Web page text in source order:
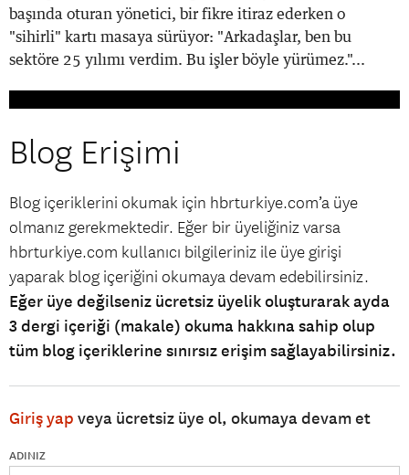
başında oturan yönetici, bir fikre itiraz ederken o
"sihirli" kartı masaya sürüyor: "Arkadaşlar, ben bu
sektöre 25 yılımı verdim. Bu işler böyle yürümez."...
Blog Erişimi
Blog içeriklerini okumak için hbrturkiye.com’a üye
olmanız gerekmektedir. Eğer bir üyeliğiniz varsa
hbrturkiye.com kullanıcı bilgileriniz ile üye girişi
yaparak blog içeriğini okumaya devam edebilirsiniz.
Eğer üye değilseniz ücretsiz üyelik oluşturarak ayda
3 dergi içeriği (makale) okuma hakkına sahip olup
tüm blog içeriklerine sınırsız erişim sağlayabilirsiniz.
Giriş yap veya ücretsiz üye ol, okumaya devam et
ADINIZ